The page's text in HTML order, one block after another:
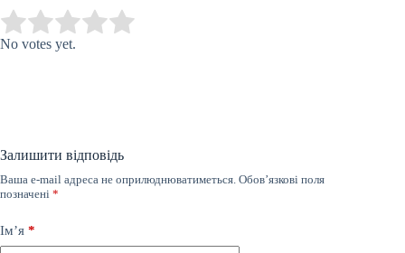
Rate this item:
No votes yet.
Залишити відповідь
Ваша e-mail адреса не оприлюднюватиметься. Обов’язкові поля
позначені *
Ім’я *